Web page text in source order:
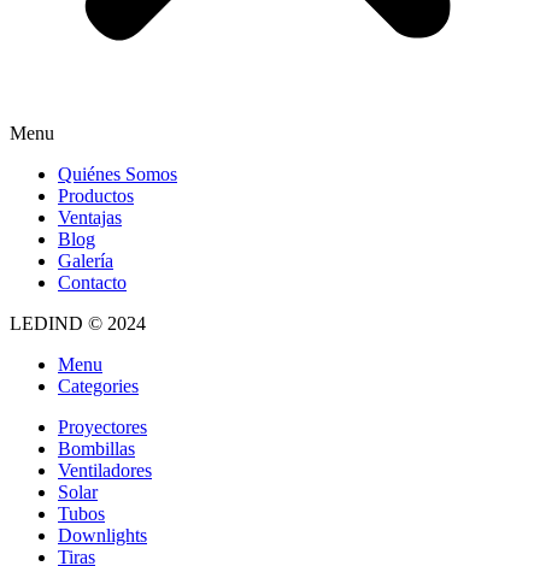
Menu
Quiénes Somos
Productos
Ventajas
Blog
Galería
Contacto
LEDIND © 2024
Menu
Categories
Proyectores
Bombillas
Ventiladores
Solar
Tubos
Downlights
Tiras